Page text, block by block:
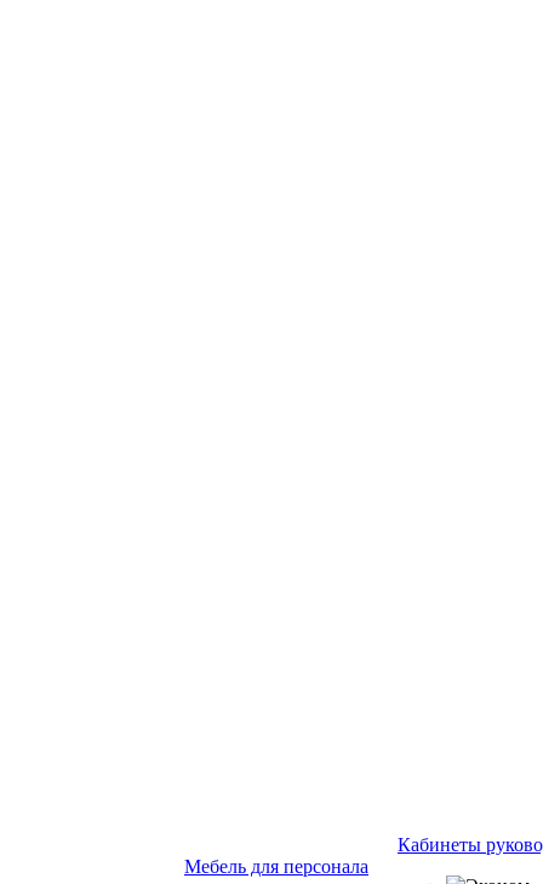
Мебель для персонала
Кабинеты